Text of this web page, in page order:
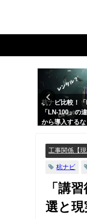
杭ナビ比較！「
「LN-100」の
から導入するな
工事関係【現
杭ナビ
「講
選と